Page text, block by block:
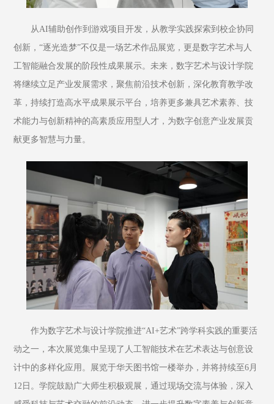
从AI辅助创作到游戏项目开发，从教学实践探索到校企协同
创新，“逐光造梦”不仅是一场艺术作品展览，更是数字艺术与人
工智能融合发展的阶段性成果展示。未来，数字艺术与设计学院
将继续立足产业发展需求，聚焦前沿技术创新，深化教育教学改
革，持续打造高水平成果展示平台，培养更多兼具艺术素养、技
术能力与创新精神的高素质应用型人才，为数字创意产业发展贡
献更多智慧与力量。
作为数字艺术与设计学院推进“AI+艺术”跨学科实践的重要活
动之一，本次展览集中呈现了人工智能技术在艺术表达与创意设
计中的多样化应用。展览于华天图书馆一楼举办，并将持续至6月
12日。学院鼓励广大师生积极观展，通过现场交流与体验，深入